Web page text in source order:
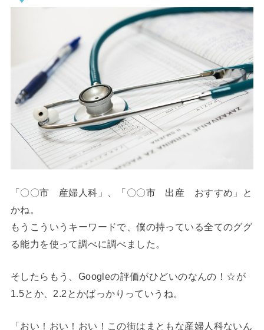
「〇〇市 産婦人科」、「〇〇市 出産 おすすめ」と
かね。
もうこういうキーワードで、僕の持っている全てのググ
る能力を使って調べに調べました。
そしたらもう、Googleの評価がひどいのなんの！☆が
1.5とか、2.2とかばっかりっていうね。
「おい！おい！おい！この街はまともな産婦人科ないん